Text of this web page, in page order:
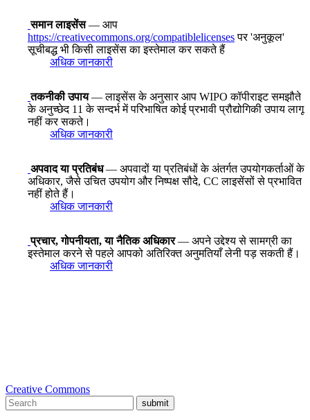
समान लाइसेंस— आप
https://creativecommons.org/compatiblelicensesपर 'अनुकूल'
सूचीबद्ध भी किसी लाइसेंस का इस्तेमाल कर सकते हैं
अधिक जानकारी
तकनीकी उपाय— लाइसेंस के अनुसार आप WIPO कॉपीराइट समझौते
के अनुच्छेद 11 के सन्दर्भ में परिभाषित कोई प्रभावी प्रौद्योगिकी उपाय लागू
नहीं कर सकते।
अधिक जानकारी
अपवाद या प्रतिबंध— अपवादों या प्रतिबंधों के अंतर्गत उपयोगकर्ताओं के
अधिकार, जैसे उचित उपयोग और निष्पक्ष सौदे, CC लाइसेंसों से प्रभावित
नहीं होते हैं।
अधिक जानकारी
प्रचार, गोपनीयता, या नैतिक अधिकार— अपने उद्देश्य से सामग्री का
इस्तेमाल करने से पहले आपको अतिरिक्त अनुमतियाँ लेनी पड़ सकती हैं।
अधिक जानकारी
Creative Commons
submit